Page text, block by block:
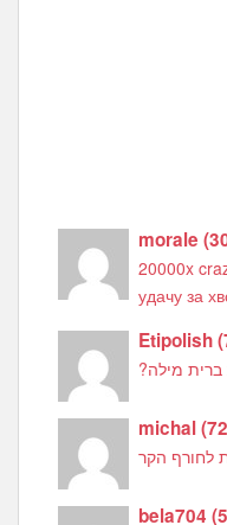
morale(
20000x
удачу за
Etipolish(
ברית מילה?
michal(
לחורף הקר
bela704(